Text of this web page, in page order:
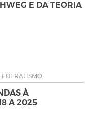
E DA TEORIA
À
A 2025